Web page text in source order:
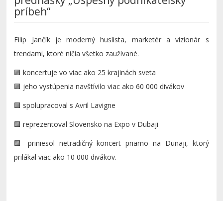
príbeh“
Filip Jančík je moderný huslista, marketér a vizionár s
trendami, ktoré ničia všetko zaužívané.
🟪 koncertuje vo viac ako 25 krajinách sveta
🟪 jeho vystúpenia navštívilo viac ako 60 000 divákov
🟪 spolupracoval s Avril Lavigne
🟪 reprezentoval Slovensko na Expo v Dubaji
🟪 priniesol netradičný koncert priamo na Dunaji, ktorý
prilákal viac ako 10 000 divákov.